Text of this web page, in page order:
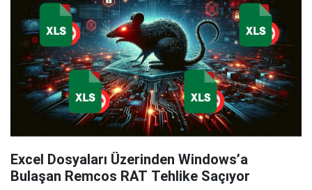
Excel Dosyaları Üzerinden Windows’a
Bulaşan Remcos RAT Tehlike Saçıyor